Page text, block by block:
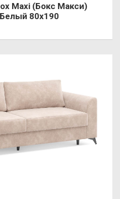
Maxi (Бокс Макси)
80х190